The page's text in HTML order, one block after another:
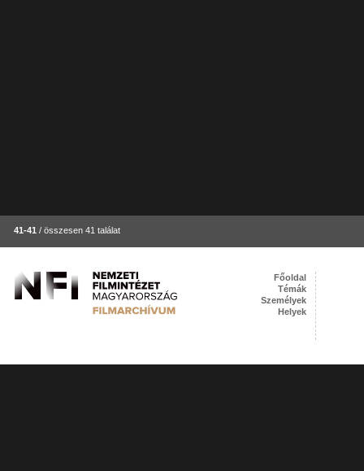
41-41 / összesen 41 találat
Főoldal
Témák
Személyek
Helyek